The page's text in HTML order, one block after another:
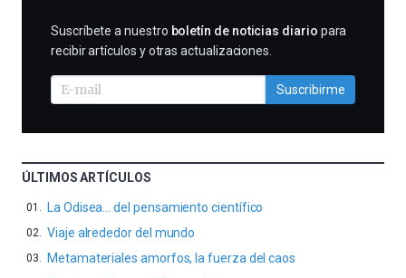
SUSCRIBIRME
Suscríbete a nuestro boletín de noticias diario para
recibir artículos y otras actualizaciones.
Suscribirme
ÚLTIMOS ARTÍCULOS
La Odisea… del pensamiento científico
Viaje alrededor del mundo
Metamateriales amorfos, la fuerza del caos